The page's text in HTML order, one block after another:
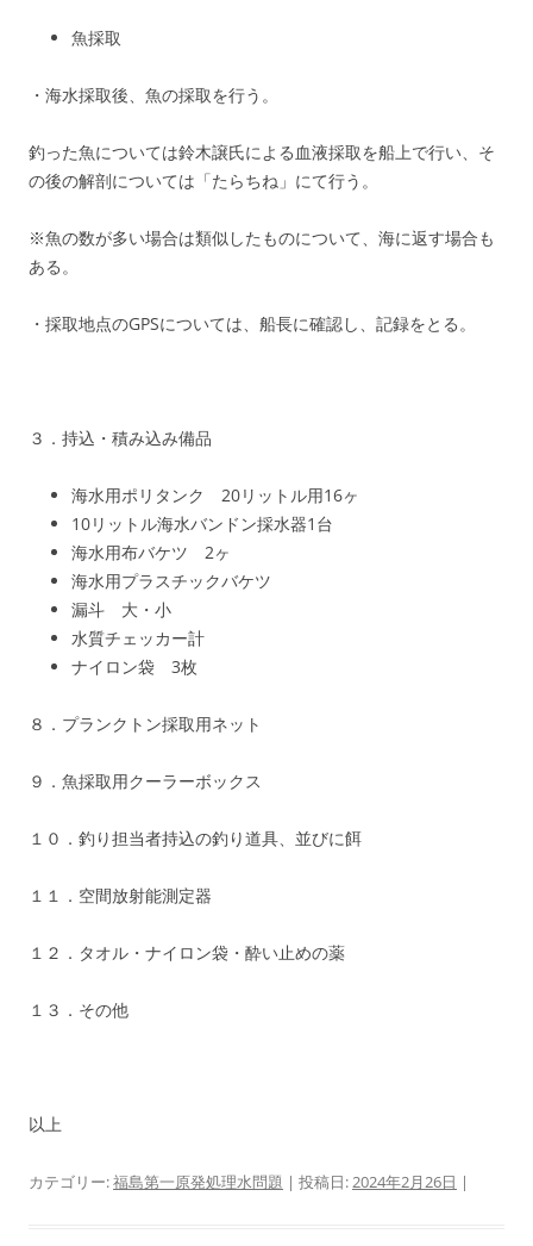
魚採取
・海水採取後、魚の採取を行う。
釣った魚については鈴木譲氏による血液採取を船上で行い、そ
の後の解剖については「たらちね」にて行う。
※魚の数が多い場合は類似したものについて、海に返す場合も
ある。
・採取地点のGPSについては、船長に確認し、記録をとる。
３．持込・積み込み備品
海水用ポリタンク 20リットル用16ヶ
10リットル海水バンドン採水器1台
海水用布バケツ 2ヶ
海水用プラスチックバケツ
漏斗 大・小
水質チェッカー計
ナイロン袋 3枚
８．プランクトン採取用ネット
９．魚採取用クーラーボックス
１０．釣り担当者持込の釣り道具、並びに餌
１１．空間放射能測定器
１２．タオル・ナイロン袋・酔い止めの薬
１３．その他
以上
カテゴリー:福島第一原発処理水問題 | 投稿日:2024年2月26日 |